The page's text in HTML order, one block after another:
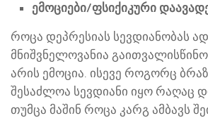
ემოციები/ფსიქიკური
როცა დეპრესიას სევდიანობას
მნიშვნელოვანია
არის ემოცია. ისევე როგორც
შესაძლოა სევდიანი იყო რაღაც
თუმცა მაშინ როცა კარგ ამბავს